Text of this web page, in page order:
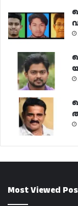
Most Viewed